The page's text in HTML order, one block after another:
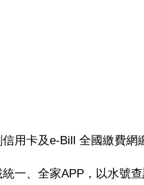
用卡及e-Bill 全國繳費網
一、全家APP，以水號